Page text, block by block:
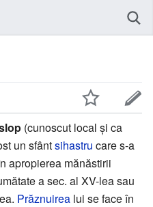
(cunoscut local și ca
un sfântsihastru care s-a
apropierea mănăstirii
a sec. al XV-lea sau
Prăznuirea lui se face în